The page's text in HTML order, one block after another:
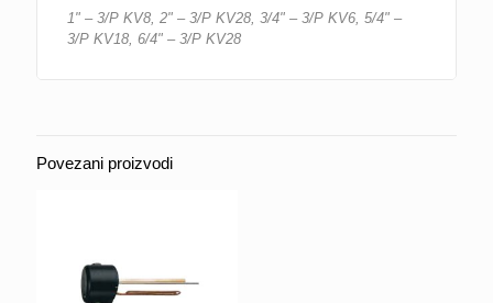
1" – 3/P KV8, 2" – 3/P KV28, 3/4" – 3/P KV6, 5/4" –
3/P KV18, 6/4" – 3/P KV28
Povezani proizvodi